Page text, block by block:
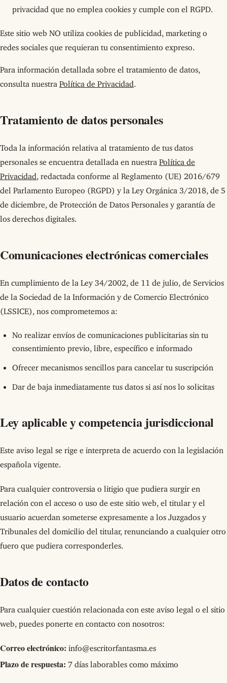
privacidad que no emplea cookies y cumple con el RGPD.
Este sitio web NO utiliza cookies de publicidad, marketing o
redes sociales que requieran tu consentimiento expreso.
Para información detallada sobre el tratamiento de datos,
consulta nuestra Política de Privacidad
Tratamiento de datos personales
Toda la información relativa al tratamiento de tus datos
personales se encuentra detallada en nuestra Política de
Privacidad , redactada conforme al Reglamento (UE) 2016/679
del Parlamento Europeo (RGPD) y la Ley Orgánica 3/2018, de 5
de diciembre, de Protección de Datos Personales y garantía de
los derechos digitales.
Comunicaciones electrónicas comerciales
En cumplimiento de la Ley 34/2002, de 11 de julio, de Servicios
de la Sociedad de la Información y de Comercio Electrónico
(LSSICE), nos comprometemos a:
No realizar envíos de comunicaciones publicitarias sin tu
consentimiento previo, libre, específico e informado
Ofrecer mecanismos sencillos para cancelar tu suscripción
Dar de baja inmediatamente tus datos si así nos lo solicitas
Ley aplicable y competencia jurisdiccional
Este aviso legal se rige e interpreta de acuerdo con la legislación
española vigente.
Para cualquier controversia o litigio que pudiera surgir en
relación con el acceso o uso de este sitio web, el titular y el
usuario acuerdan someterse expresamente a los Juzgados y
Tribunales del domicilio del titular, renunciando a cualquier otro
fuero que pudiera corresponderles.
Datos de contacto
Para cualquier cuestión relacionada con este aviso legal o el sitio
web, puedes ponerte en contacto con nosotros:
Correo electrónico: info@escritorfantasma.es
Plazo de respuesta: 7 días laborables como máximo